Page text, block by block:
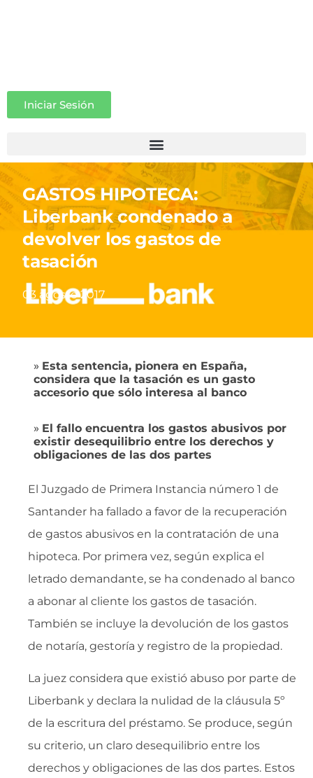
Iniciar Sesión
GASTOS HIPOTECA:
Liberbank condenado a
devolver los gastos de
tasación
03 agosto 2017
» Esta sentencia, pionera en España,
considera que la tasación es un gasto
accesorio que sólo interesa al banco
» El fallo encuentra los gastos abusivos por
existir desequilibrio entre los derechos y
obligaciones de las dos partes
El Juzgado de Primera Instancia número 1 de
Santander ha fallado a favor de la recuperación
de gastos abusivos en la contratación de una
hipoteca. Por primera vez, según explica el
letrado demandante, se ha condenado al banco
a abonar al cliente los gastos de tasación.
También se incluye la devolución de los gastos
de notaría, gestoría y registro de la propiedad.
La juez considera que existió abuso por parte de
Liberbank y declara la nulidad de la cláusula 5º
de la escritura del préstamo. Se produce, según
su criterio, un claro desequilibrio entre los
derechos y obligaciones de las dos partes. Estos